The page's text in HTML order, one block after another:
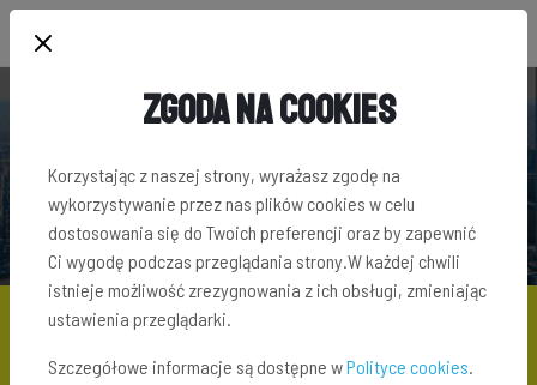
SŁOWNIK TERMINÓW INWESTYCYJNYCH
SŁOWNIK TERMINÓW INWESTYCYJNYCH\ KUBATURA BUDYNKU
Zgoda na Cookies
Korzystając z naszej strony, wyrażasz zgodę na
wykorzystywanie przez nas plików cookies w celu
dostosowania się do Twoich preferencji oraz by zapewnić
Ci wygodę podczas przeglądania strony.W każdej chwili
istnieje możliwość zrezygnowania z ich obsługi, zmieniając
ustawienia przeglądarki.
Szczegółowe informacje są dostępne wPolityce cookies.